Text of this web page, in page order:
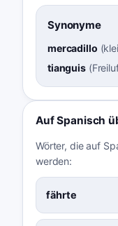
Synonyme
mercadillo (
tianguis(
Auf Spanisch
Wörter, die auf
werden:
fährte